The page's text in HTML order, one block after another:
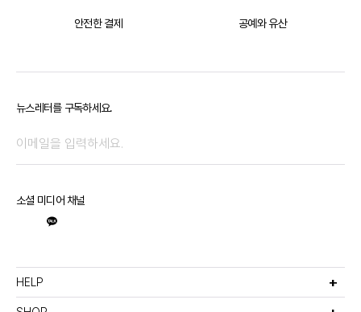
안전한 결제 공예와 유산
뉴스레터를 구독하세요.
소셜 미디어 채널
HELP
고객서비스